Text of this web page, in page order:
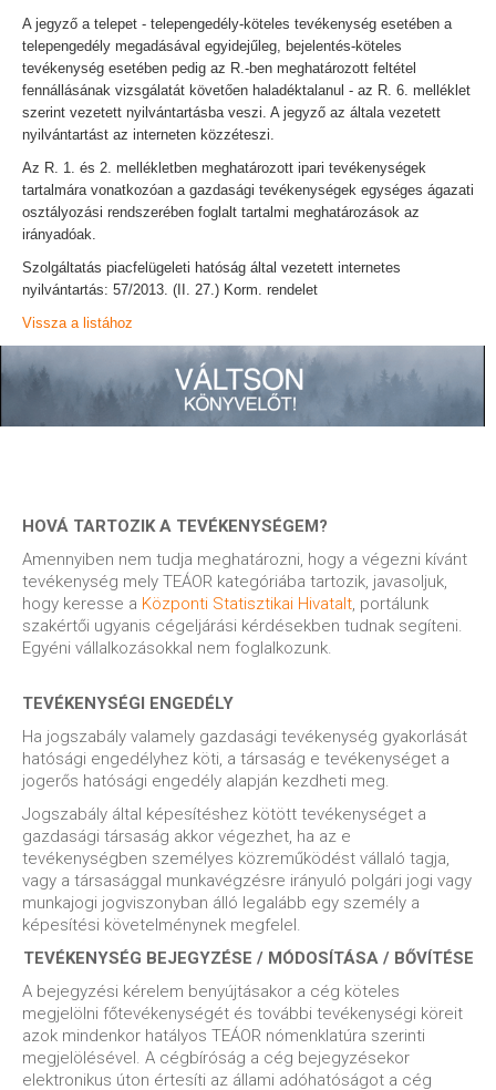
A jegyző a telepet - telepengedély-köteles tevékenység esetében a
telepengedély megadásával egyidejűleg, bejelentés-köteles
tevékenység esetében pedig az R.-ben meghatározott feltétel
fennállásának vizsgálatát követően haladéktalanul - az R. 6. melléklet
szerint vezetett nyilvántartásba veszi. A jegyző az általa vezetett
nyilvántartást az interneten közzéteszi.
Az R. 1. és 2. mellékletben meghatározott ipari tevékenységek
tartalmára vonatkozóan a gazdasági tevékenységek egységes ágazati
osztályozási rendszerében foglalt tartalmi meghatározások az
irányadóak.
Szolgáltatás piacfelügeleti hatóság által vezetett internetes
nyilvántartás: 57/2013. (II. 27.) Korm. rendelet
Vissza a listához
HOVÁ TARTOZIK A TEVÉKENYSÉGEM?
Amennyiben nem tudja meghatározni, hogy a végezni kívánt
tevékenység mely TEÁOR kategóriába tartozik, javasoljuk,
hogy keresse a Központi Statisztikai Hivatalt , portálunk
szakértői ugyanis cégeljárási kérdésekben tudnak segíteni.
Egyéni vállalkozásokkal nem foglalkozunk.
TEVÉKENYSÉGI ENGEDÉLY
Ha jogszabály valamely gazdasági tevékenység gyakorlását
hatósági engedélyhez köti, a társaság e tevékenységet a
jogerős hatósági engedély alapján kezdheti meg.
Jogszabály által képesítéshez kötött tevékenységet a
gazdasági társaság akkor végezhet, ha az e
tevékenységben személyes közreműködést vállaló tagja,
vagy a társasággal munkavégzésre irányuló polgári jogi vagy
munkajogi jogviszonyban álló legalább egy személy a
képesítési követelménynek megfelel.
TEVÉKENYSÉG BEJEGYZÉSE / MÓDOSÍTÁSA / BŐVÍTÉSE
A bejegyzési kérelem benyújtásakor a cég köteles
megjelölni főtevékenységét és további tevékenységi köreit
azok mindenkor hatályos TEÁOR nómenklatúra szerinti
megjelölésével. A cégbíróság a cég bejegyzésekor
elektronikus úton értesíti az állami adóhatóságot a cég